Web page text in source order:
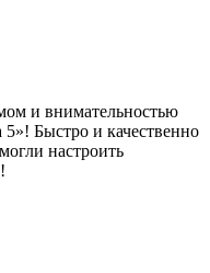
и внимательностью
5»! Быстро и качественно
настроить